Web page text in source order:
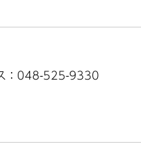
：048-525-9330